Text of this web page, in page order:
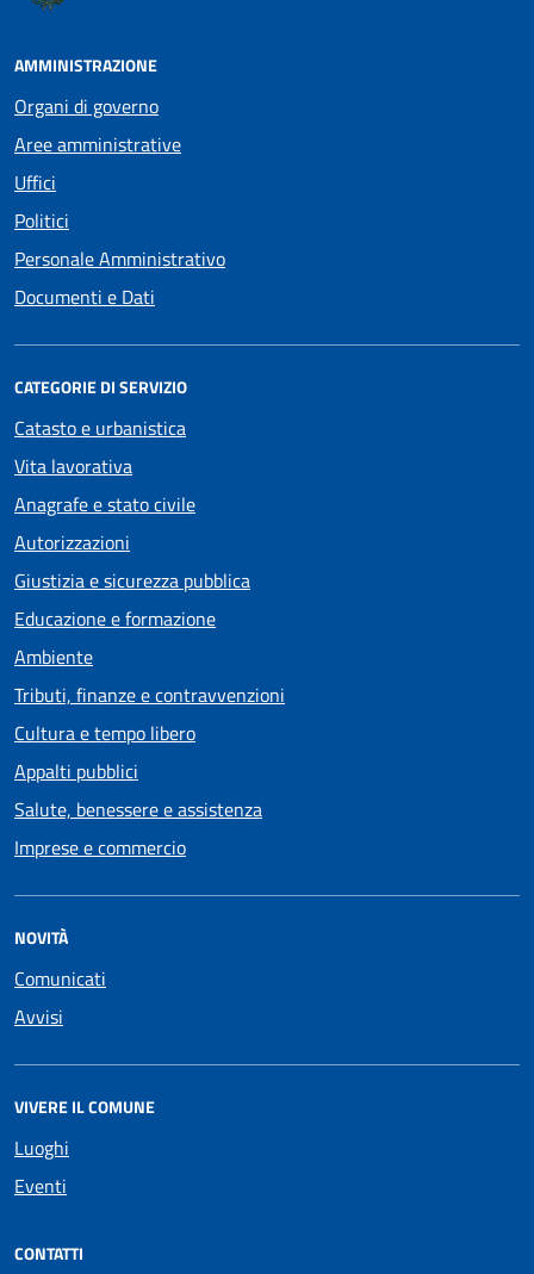
AMMINISTRAZIONE
Organi di governo
Aree amministrative
Uffici
Politici
Personale Amministrativo
Documenti e Dati
CATEGORIE DI SERVIZIO
Catasto e urbanistica
Vita lavorativa
Anagrafe e stato civile
Autorizzazioni
Giustizia e sicurezza pubblica
Educazione e formazione
Ambiente
Tributi, finanze e contravvenzioni
Cultura e tempo libero
Appalti pubblici
Salute, benessere e assistenza
Imprese e commercio
NOVITÀ
Comunicati
Avvisi
VIVERE IL COMUNE
Luoghi
Eventi
CONTATTI